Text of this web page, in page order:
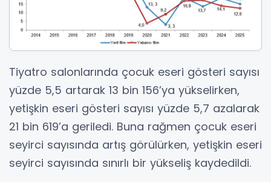
Tiyatro salonlarında çocuk eseri gösteri sayısı
yüzde 5,5 artarak 13 bin 156’ya yükselirken,
yetişkin eseri gösteri sayısı yüzde 5,7 azalarak
21 bin 619’a geriledi. Buna rağmen çocuk eseri
seyirci sayısında artış görülürken, yetişkin eseri
seyirci sayısında sınırlı bir yükseliş kaydedildi.